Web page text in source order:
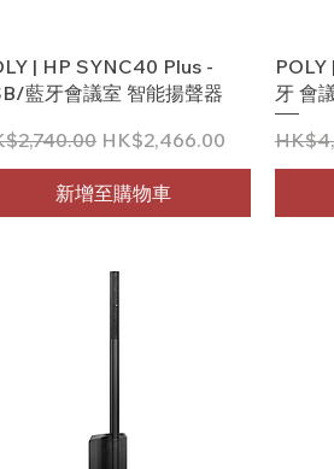
快速瀏覽
| HP SYNC40 Plus -
藍牙會議室 智能揚聲器
價格
促銷價格
HK$2,466.00
新增至購物車
牙 會
一般